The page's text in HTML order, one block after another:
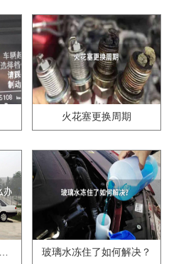
火花塞更换周期
玻璃水冻住了如何解决？